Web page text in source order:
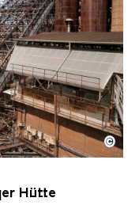
Hütte
Hütte | Karl
©
Hütte